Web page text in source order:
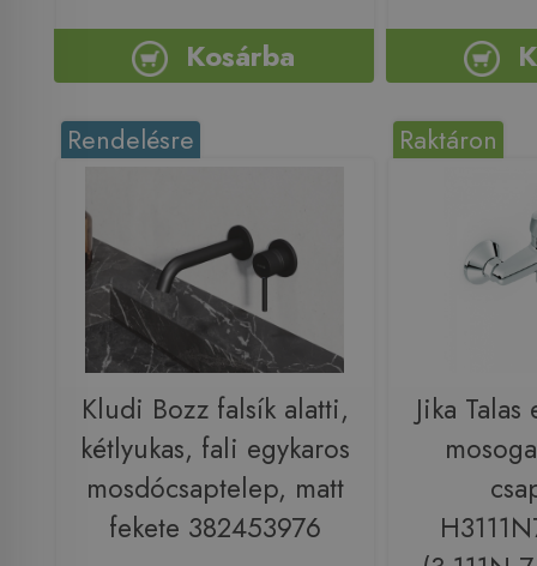
Kosárba
Rendelésre
Kludi Bozz falsík alatti,
kétlyukas, fali egykaros
mosdócsaptelep, matt
fekete 382453976
Raktáron
Jika